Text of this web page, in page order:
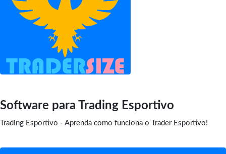
Software para Trading Esportivo
Trading Esportivo - Aprenda como funciona o Trader Esportivo!